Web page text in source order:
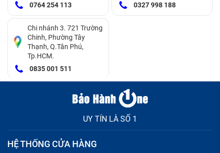
0764 254 113
0327 998 188
Chi nhánh 3. 721 Trường
Chinh, Phường Tây
Thạnh, Q.Tân Phú,
Tp.HCM.
0835 001 511
UY TÍN LÀ SỐ 1
HỆ THỐNG CỬA HÀNG